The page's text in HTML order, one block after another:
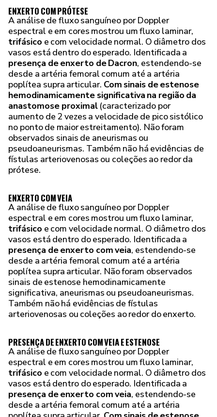
ENXERTO COM PRÓTESE
A análise de fluxo sanguíneo por Doppler
espectral e em cores mostrou um fluxo laminar,
trifásicoe com velocidade normal. O diâmetro dos
vasos está dentro do esperado. Identificada a
presença de enxerto de Dacron, estendendo-se
desde a artéria femoral comum até a artéria
poplítea supra articular. Com sinais de estenose
hemodinamicamente significativa na região da
anastomose proximal(caracterizado por
aumento de 2 vezes a velocidade de pico sistólico
no ponto de maior estreitamento). Não foram
observados sinais de aneurismas ou
pseudoaneurismas. Também não há evidências de
fístulas arteriovenosas ou coleções ao redor da
prótese.
ENXERTO COM VEIA
A análise de fluxo sanguíneo por Doppler
espectral e em cores mostrou um fluxo laminar,
trifásicoe com velocidade normal. O diâmetro dos
vasos está dentro do esperado. Identificada a
presença de enxerto com veia, estendendo-se
desde a artéria femoral comum até a artéria
poplítea supra articular. Não foram observados
sinais de estenose hemodinamicamente
significativa, aneurismas ou pseudoaneurismas.
Também não há evidências de fístulas
arteriovenosas ou coleções ao redor do enxerto.
PRESENÇA DE ENXERTO COM VEIA E ESTENOSE
A análise de fluxo sanguíneo por Doppler
espectral e em cores mostrou um fluxo laminar,
trifásicoe com velocidade normal. O diâmetro dos
vasos está dentro do esperado. Identificada a
presença de enxerto com veia, estendendo-se
desde a artéria femoral comum até a artéria